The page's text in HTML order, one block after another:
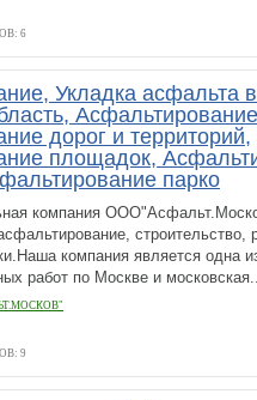
6
Укладка асфальта
дорог и территорий,
площадок,
парко
компания
строительство,
компания является одна
работ по Москве и
9